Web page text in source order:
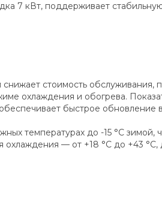
7 кВт, поддерживает
стоимость
охлаждения и обогрева.
быстрое
температурах до -15 °C зимой,
— от +18 °C до +43